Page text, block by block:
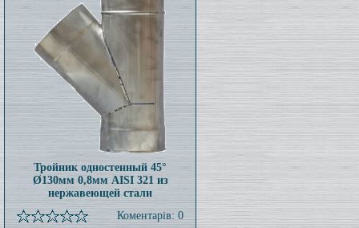
Тройник одностенный 45°
Ø130мм 0,8мм AISI 321 из
нержавеющей стали
Коментарів: 0